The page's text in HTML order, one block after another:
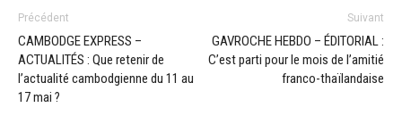
Précédent
CAMBODGE EXPRESS –
ACTUALITÉS : Que retenir de
l’actualité cambodgienne du 11 au
17 mai ?
Suivant
GAVROCHE HEBDO – ÉDITORIAL :
C’est parti pour le mois de l’amitié
franco-thaïlandaise